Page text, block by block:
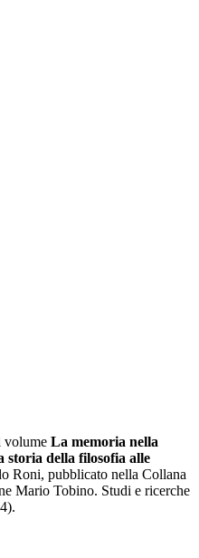
volume La memoria nella
storia della filosofia alle
Roni, pubblicato nella Collana
Mario Tobino. Studi e ricerche